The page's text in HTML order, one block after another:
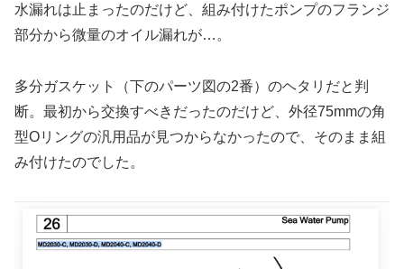
水漏れは止まったのだけど、組み付けたポンプのフランジ
部分から微量のオイル漏れが…。
多分ガスケット（下のパーツ図の2番）のヘタリだと判
断。最初から交換すべきだったのだけど、外径75mmの角
型Oリングの汎用品が見つからなかったので、そのまま組
み付けたのでした。